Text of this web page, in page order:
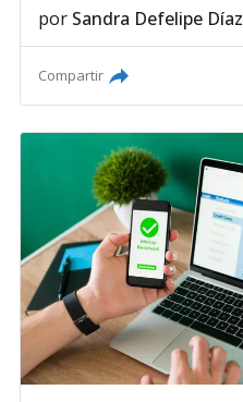
por Sandra Defelipe Díaz
Compartir